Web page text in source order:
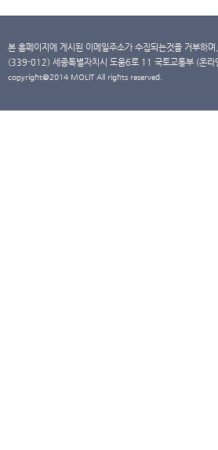
본 홈페이지에 게시된 이메일주소가 수집되는것을 거부하
(339-012) 세종특별자치시 도움6로 11 국토교통부 (
copyright@2014 MOLIT All rights reserved.